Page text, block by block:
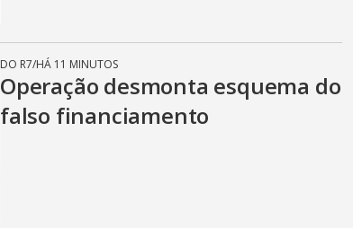
DO R7/HÁ 11 MINUTOS
Operação desmonta esquema do
falso financiamento